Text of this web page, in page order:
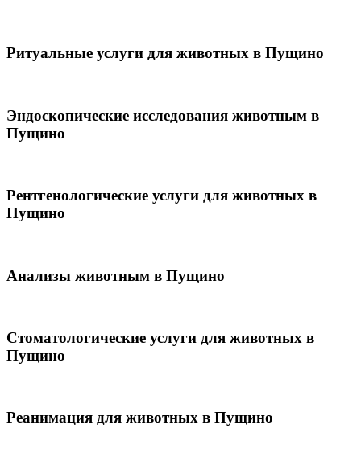
Ритуальные услуги для животных в Пущино
Эндоскопические исследования животным в
Пущино
Рентгенологические услуги для животных в
Пущино
Анализы животным в Пущино
Стоматологические услуги для животных в
Пущино
Реанимация для животных в Пущино